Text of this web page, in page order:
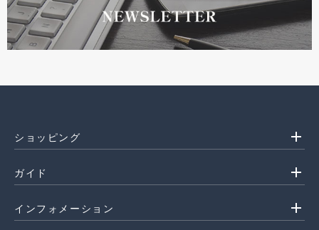
ショッピング add
ガイド add
インフォメーション add